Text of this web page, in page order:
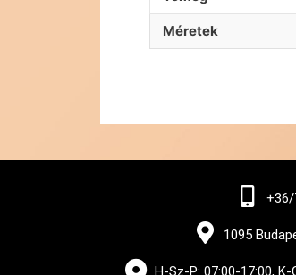
Méretek
1095
H-Sz-P: 07:00-17:00,